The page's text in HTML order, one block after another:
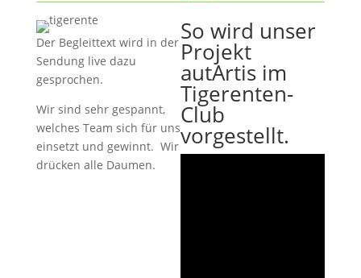
Der Begleittext wird in der
Sendung live dazu
gesprochen.
Wir sind sehr gespannt,
welches Team sich für uns
einsetzt und gewinnt. Wir
drücken alle Daumen.
So wird unser
Projekt
autArtis im
Tigerenten-
Club
vorgestellt.